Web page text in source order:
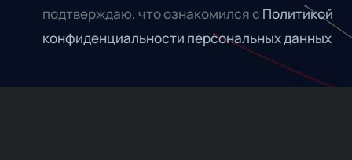
подтверждаю, что ознакомился с Политикой
конфиденциальности персональных данных